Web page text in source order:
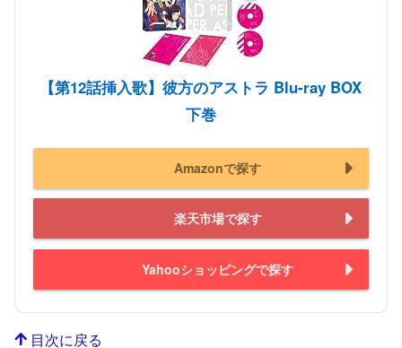
【第12話挿入歌】彼方のアストラ Blu-ray BOX
下巻
Amazonで探す
楽天市場で探す
Yahooショッピングで探す
目次に戻る